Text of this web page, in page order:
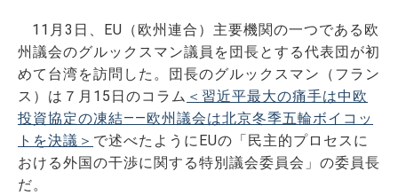
11月3日、EU（欧州連合）主要機関の一つである欧
州議会のグルックスマン議員を団長とする代表団が初
めて台湾を訪問した。団長のグルックスマン（フラン
ス）は７月15日のコラム ＜習近平最大の痛手は中欧
投資協定の凍結――欧州議会は北京冬季五輪ボイコッ
トを決議＞ で述べたようにEUの「民主的プロセスに
おける外国の干渉に関する特別議会委員会」の委員長
だ。